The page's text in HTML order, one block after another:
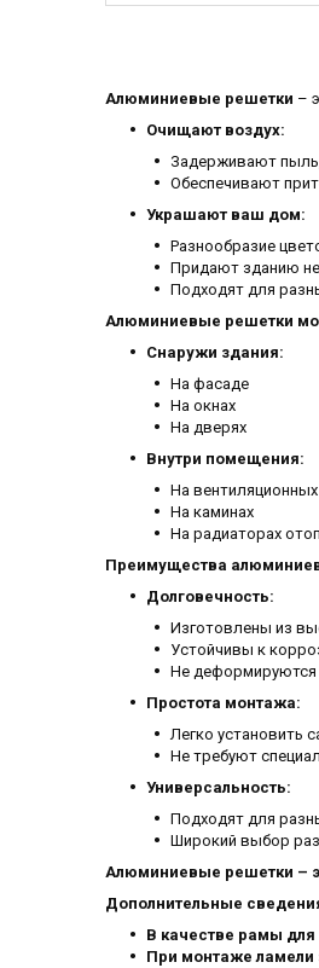
Алюминиевые решетки –
Очищают воздух:
Задерживают
Обеспечивают
Украшают ваш дом:
Разнообразие
Придают зданию
Подходят для
Алюминиевые решетки
Снаружи здания:
На фасаде
На окнах
На дверях
Внутри помещения:
На
На каминах
На радиаторах
Преимущества
Долговечность:
Изготовлены из
Устойчивы к
Не деформируются
Простота монтажа:
Легко установить
Не требуют
Универсальность:
Подходят для
Широкий выбор
Алюминиевые решетки –
Дополнительные
В качестве рамы для
При монтаже ламели